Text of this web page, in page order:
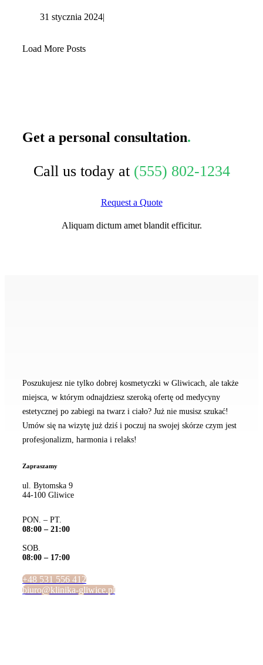
31 stycznia 2024|
Load More Posts
Get a personal consultation.
Call us today at (555) 802-1234
Request a Quote
Aliquam dictum amet blandit efficitur.
Poszukujesz nie tylko dobrej kosmetyczki w Gliwicach, ale także
miejsca, w którym odnajdziesz szeroką ofertę od medycyny
estetycznej po zabiegi na twarz i ciało? Już nie musisz szukać!
Umów się na wizytę już dziś i poczuj na swojej skórze czym jest
profesjonalizm, harmonia i relaks!
Zapraszamy
ul. Bytomska 9
44-100 Gliwice
PON. – PT.
08:00 – 21:00
SOB.
08:00 – 17:00
+48 531 556 412
biuro@klinika-gliwice.pl